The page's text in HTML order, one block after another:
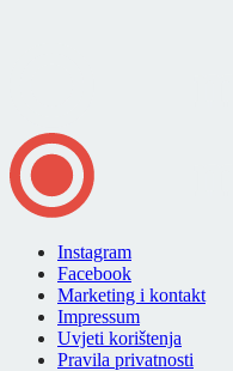
Instagram
Facebook
Marketing i kontakt
Impressum
Uvjeti korištenja
Pravila privatnosti